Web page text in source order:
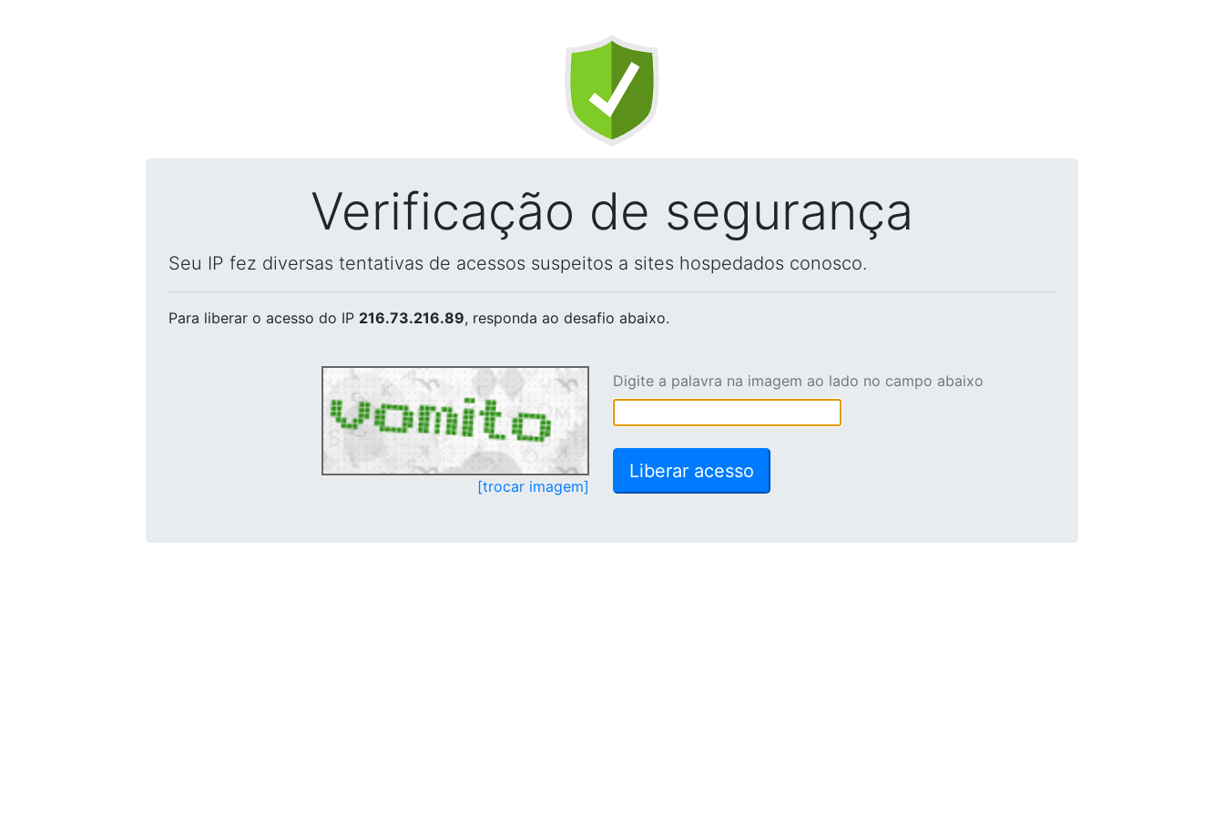
Verificação de segurança
Seu IP fez diversas tentativas de acessos suspeitos a sites hospedados conosco.
Para liberar o acesso do IP 216.73.216.89, responda ao desafio abaixo.
[trocar imagem]
Digite a palavra na imagem ao lado no campo abaixo